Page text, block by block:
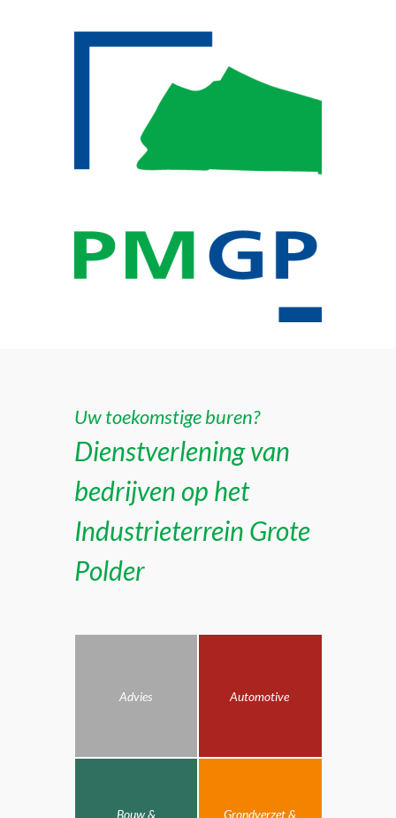
Uw toekomstige buren?
Dienstverlening van
bedrijven op het
Industrieterrein Grote
Polder
Advies Automotive
Bouw &
Grondverzet &